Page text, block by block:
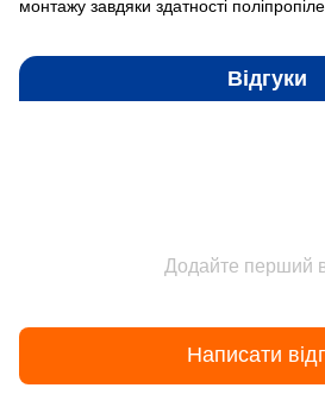
монтажу завдяки здатності
Відгуки
Додайте перший
Написати